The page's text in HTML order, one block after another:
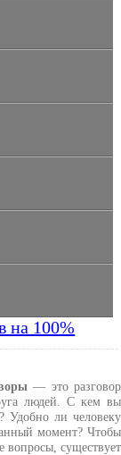
на 100%
— это разговор
людей. С кем вы
Удобно ли человеку
момент? Чтобы
вопросы, существует